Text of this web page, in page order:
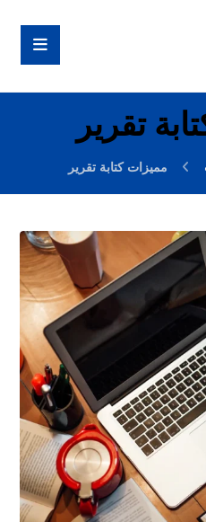
تقرير
مميزات كتابة تقرير